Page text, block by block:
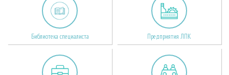
Библиотека специалиста Предприятия ЛПК